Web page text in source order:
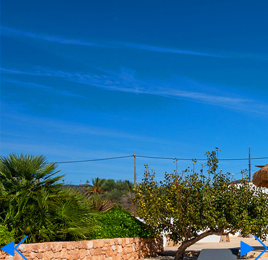
Ref.-No.:
Ultimo propiedadesBuscar via mapa
Villas & Casas
Apartamentos
Terrenos
Para Alquiler